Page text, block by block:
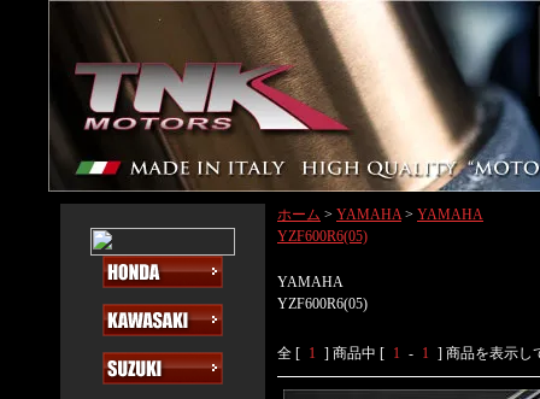
ホーム > YAMAHA> YAMAHA
YZF600R6(05)
YAMAHA
YZF600R6(05)
全 [ 1 ] 商品中 [ 1 - 1 ] 商品を表示し